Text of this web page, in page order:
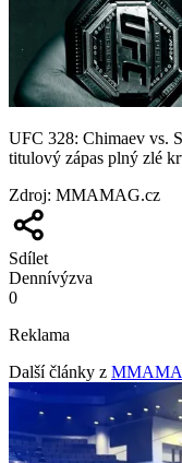
UFC 328: Chimaev vs.
titulový zápas plný zlé
Zdroj: MMAMAG.cz
Sdílet
Dennívýzva
0
Reklama
Další články z